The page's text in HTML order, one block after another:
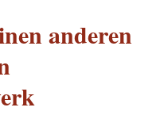
anderen